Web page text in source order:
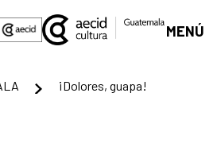
MENÚ
¡Dolores, guapa!